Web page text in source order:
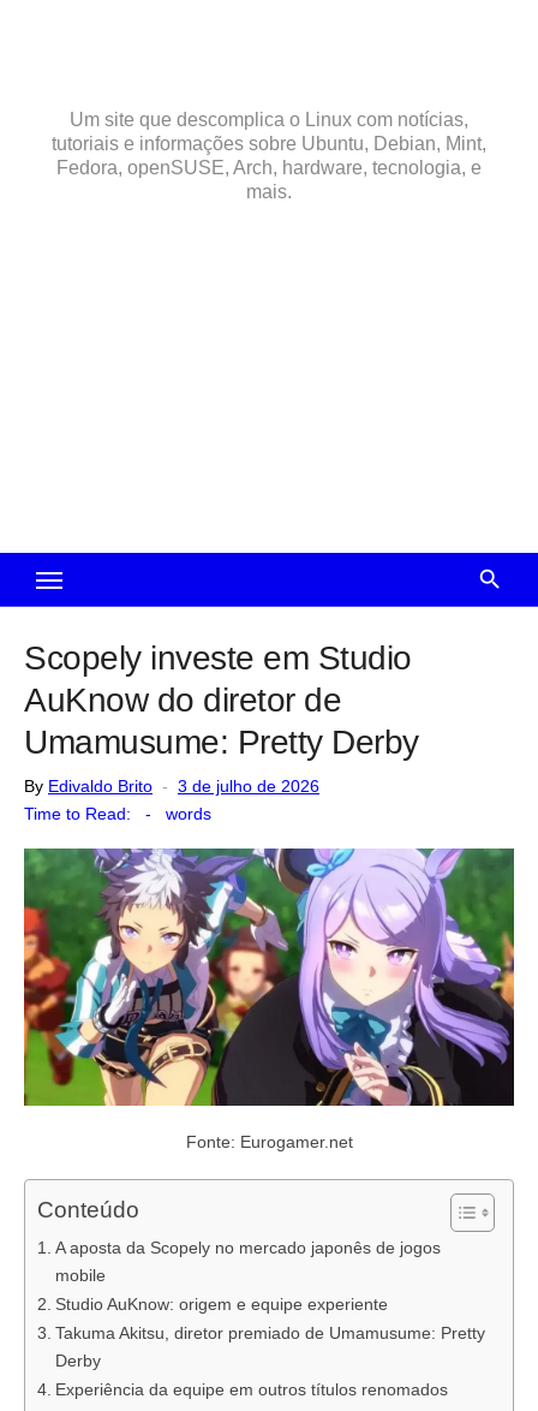
Um site que descomplica o Linux com notícias,
tutoriais e informações sobre Ubuntu, Debian, Mint,
Fedora, openSUSE, Arch, hardware, tecnologia, e
mais.
Scopely investe em Studio
AuKnow do diretor de
Umamusume: Pretty Derby
By Edivaldo Brito
Posted
3 de julho de 2026
Time to Read:
- words
Fonte: Eurogamer.net
Conteúdo
A aposta da Scopely no mercado japonês de jogos
mobile
Studio AuKnow: origem e equipe experiente
Takuma Akitsu, diretor premiado de Umamusume: Pretty
Derby
Experiência da equipe em outros títulos renomados